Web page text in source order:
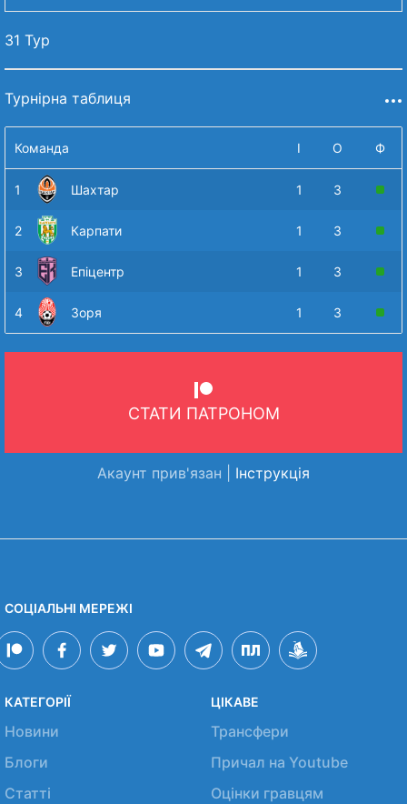
31 Тур
Турнірна таблиця
Команда І О Ф
1 Шахтар 1 3
2 Карпати 1 3
3 Епіцентр 1 3
4 Зоря 1 3
СТАТИ ПАТРОНОМ
Акаунт прив'язан | Інструкція
СОЦІАЛЬНІ МЕРЕЖІ
КАТЕГОРІЇ
Новини
Блоги
Статті
ЦІКАВЕ
Трансфери
Причал на Youtube
Оцінки гравцям